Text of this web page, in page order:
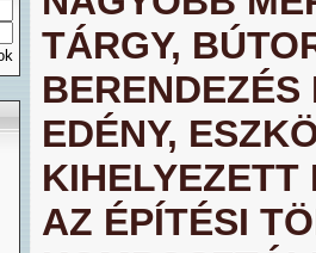
TÁRGY,
BERENDEZÉS
EDÉNY,
AZ ÉPÍTÉSI